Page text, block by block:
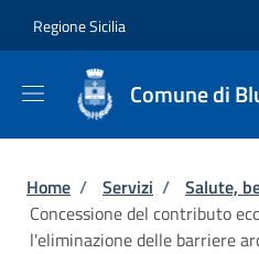
Regione Sicilia
Comune di
Briciole di pane
Home / Servizi / Salute,
Concessione del contributo
l'eliminazione delle barriere